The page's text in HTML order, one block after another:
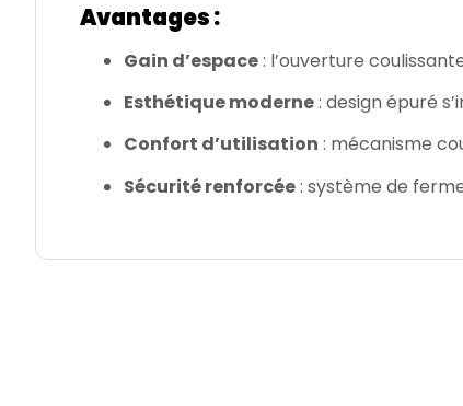
Avantages :
Gain d’espace: l’ouverture
Esthétique moderne: design épuré
Confort d’utilisation : mécanisme
Sécurité renforcée: système de